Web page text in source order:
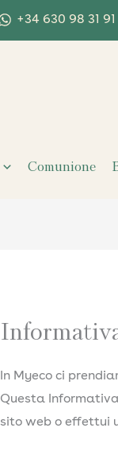
+34 630 98 31 91
Comunione
In Myeco ci
Questa
sito web o effettui